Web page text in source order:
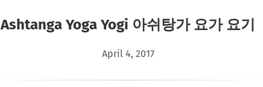
Ashtanga Yoga Yogi 아쉬탕가 요가 요기
April 4, 2017